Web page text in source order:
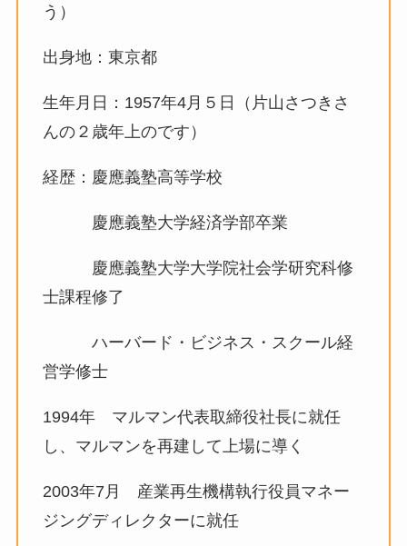
う）
出身地：東京都
生年月日：1957年4月５日（片山さつきさ
んの２歳年上のです）
経歴：慶應義塾高等学校
慶應義塾大学経済学部卒業
慶應義塾大学大学院社会学研究科修
士課程修了
ハーバード・ビジネス・スクール経
営学修士
1994年 マルマン代表取締役社長に就任
し、マルマンを再建して上場に導く
2003年7月 産業再生機構執行役員マネー
ジングディレクターに就任